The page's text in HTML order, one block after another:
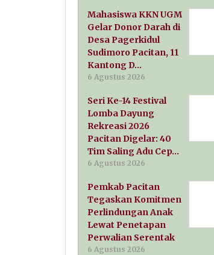
Mahasiswa KKN UGM
Gelar Donor Darah di
Desa Pagerkidul
Sudimoro Pacitan, 11
Kantong D…
6 Agustus 2026
Seri Ke-14 Festival
Lomba Dayung
Rekreasi 2026
Pacitan Digelar: 40
Tim Saling Adu Cep…
6 Agustus 2026
Pemkab Pacitan
Tegaskan Komitmen
Perlindungan Anak
Lewat Penetapan
Perwalian Serentak
6 Agustus 2026